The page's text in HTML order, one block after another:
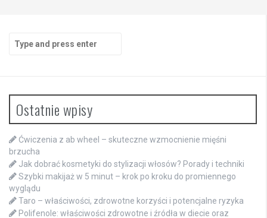
for:
Ostatnie wpisy
Ćwiczenia z ab wheel – skuteczne wzmocnienie mięśni
brzucha
Jak dobrać kosmetyki do stylizacji włosów? Porady i techniki
Szybki makijaż w 5 minut – krok po kroku do promiennego
wyglądu
Taro – właściwości, zdrowotne korzyści i potencjalne ryzyka
Polifenole: właściwości zdrowotne i źródła w diecie oraz